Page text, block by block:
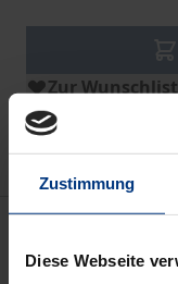
Zustimmung
Diese Webseite
Zur
Hinweise zu